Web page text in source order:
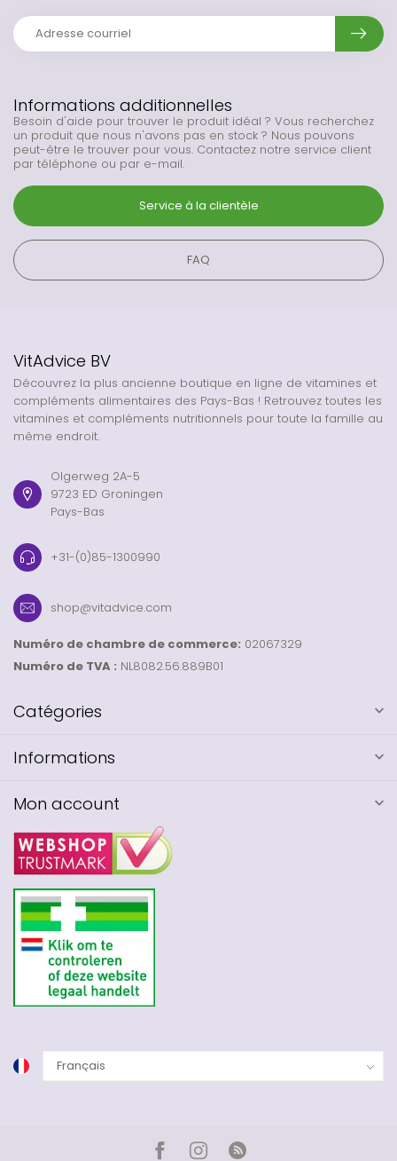
Informations additionnelles
Besoin d'aide pour trouver le produit idéal ? Vous recherchez
un produit que nous n'avons pas en stock ? Nous pouvons
peut-être le trouver pour vous. Contactez notre service client
par téléphone ou par e-mail.
Service à la clientèle
FAQ
VitAdvice BV
Découvrez la plus ancienne boutique en ligne de vitamines et
compléments alimentaires des Pays-Bas ! Retrouvez toutes les
vitamines et compléments nutritionnels pour toute la famille au
même endroit.
Olgerweg 2A-5
9723 ED Groningen
Pays-Bas
+31-(0)85-1300990
shop@vitadvice.com
Numéro de chambre de commerce: 02067329
Numéro de TVA : NL8082.56.889B01
Catégories
Informations
Mon account